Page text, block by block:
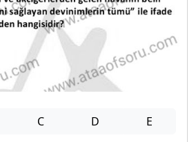
C D E